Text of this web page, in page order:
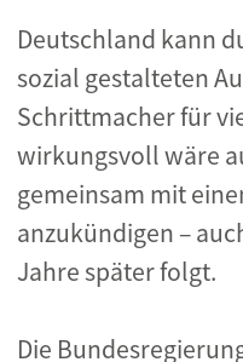
Deutschland kann
sozial gestalteten
Schrittmacher für
wirkungsvoll wäre
gemeinsam mit
anzukündigen –
Jahre später folgt.
Die